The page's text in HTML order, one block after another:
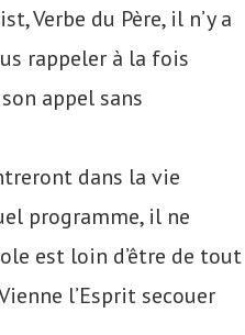
Verbe du Père, il n’y a
rappeler à la fois
appel sans
dans la vie
programme, il ne
est loin d’être de tout
l’Esprit secouer